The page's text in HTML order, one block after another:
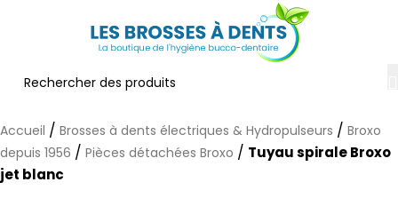
Accueil / Brosses à dents électriques & Hydropulseurs / Broxo
depuis 1956 / Pièces détachées Broxo / Tuyau spirale Broxo
jet blanc